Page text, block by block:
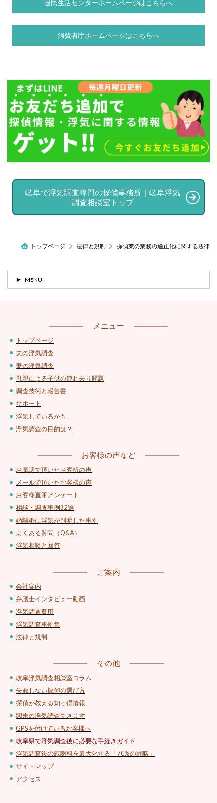
国民生活センターホームページはこちらへ
消費者庁ホームページはこちらへ
岐阜で浮気調査専門の探偵事務所｜岐阜浮気
調査相談室トップ
トップページ 法律と規制 探偵業の業務の適正化に関する法律
MENU
メニュー
トップページ
夫の浮気調査
妻の浮気調査
母親による子供の連れ去り問題
調査技術と報告書
サポート
浮気しているかも
浮気調査の目的は？
お客様の声など
お電話で頂いたお客様の声
メールで頂いたお客様の声
お客様直筆アンケート
相談・調査事例32選
婚離婚に浮気が判明した事例
よくある質問（Q&A）
浮気相談と回答
ご案内
会社案内
弁護士インタビュー動画
浮気調査費用
浮気調査事例集
法律と規制
その他
岐阜浮気調査相談室コラム
失敗しない探偵の選び方
探偵が教える知っ得情報
関東の浮気調査できます
GPSを付けているお客様へ
岐阜県で浮気調査後に必要な手続きガイド
浮気調査後の慰謝料を最大化する「70%の戦略」
サイトマップ
アクセス